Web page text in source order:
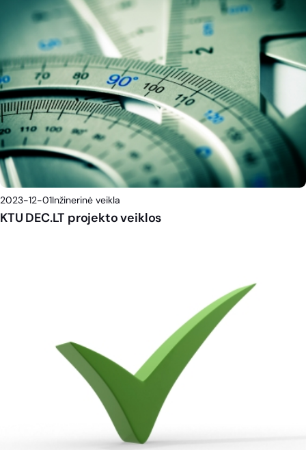
2023-12-01Inžinerinė veikla
KTU DEC.LT projekto veiklos